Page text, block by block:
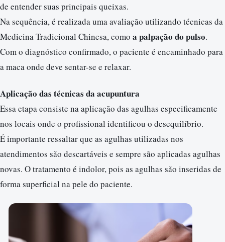
de entender suas principais queixas.
Na sequência, é realizada uma avaliação utilizando técnicas da
Medicina Tradicional Chinesa, como a palpação do pulso.
Com o diagnóstico confirmado, o paciente é encaminhado para
a maca onde deve sentar-se e relaxar.
Aplicação das técnicas da acupuntura
Essa etapa consiste na aplicação das agulhas especificamente
nos locais onde o profissional identificou o desequilíbrio.
É importante ressaltar que as agulhas utilizadas nos
atendimentos são descartáveis e sempre são aplicadas agulhas
novas. O tratamento é indolor, pois as agulhas são inseridas de
forma superficial na pele do paciente.